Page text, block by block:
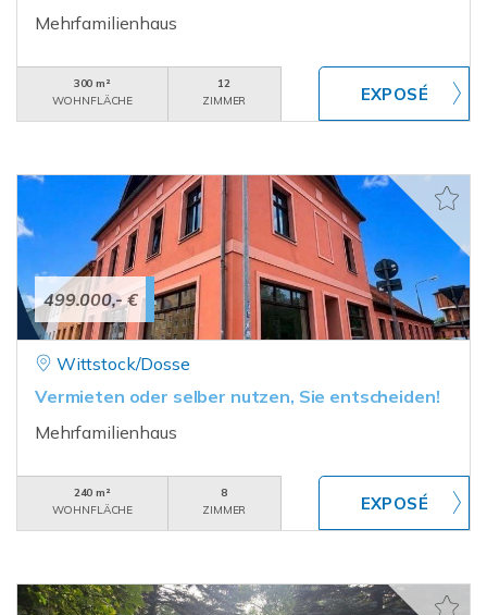
Mehrfamilienhaus
300 m²
WOHNFLÄCHE
12
ZIMMER
499.000,- €
Wittstock/Dosse
Vermieten oder selber nutzen, Sie entscheiden!
Mehrfamilienhaus
240 m²
WOHNFLÄCHE
8
ZIMMER